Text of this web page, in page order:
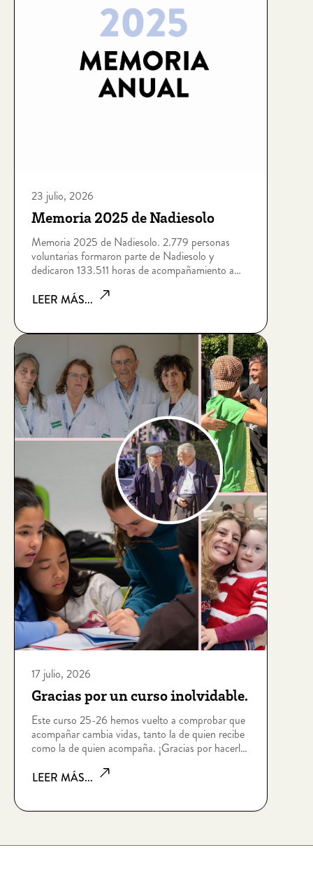
23 julio, 2026
Memoria 2025 de Nadiesolo
Memoria 2025 de Nadiesolo. 2.779 personas
voluntarias formaron parte de Nadiesolo y
dedicaron 133.511 horas de acompañamiento a
deseada por edad, enfermedad, dependencia,
LEER MÁS...
17 julio, 2026
Gracias por un curso inolvidable.
Este curso 25-26 hemos vuelto a comprobar que
acompañar cambia vidas, tanto la de quien recibe
como la de quien acompaña. ¡Gracias por hacerlo
LEER MÁS...